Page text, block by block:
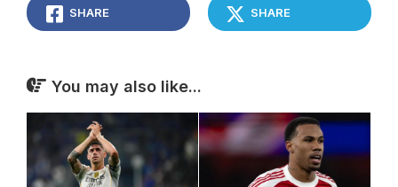
SHARE SHARE
You may also like...